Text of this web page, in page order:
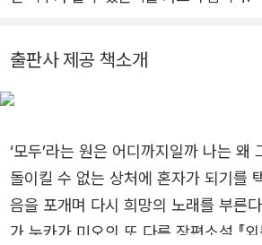
출판사 제공 책소개
‘모두’라는 원은 어디까지일까 나는 왜 그곳에 있지 않을까
돌이킬 수 없는 상처에 혼자가 되기를 택한
음을 포개며 다시 희망의 노래를 부른다 『달리기의 맛』의 작
가 누카가 미오의 또 다른 장편소설 『외